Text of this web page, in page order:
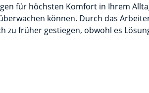
für höchsten Komfort in Ihrem
können. Durch das
zu früher gestiegen, obwohl es